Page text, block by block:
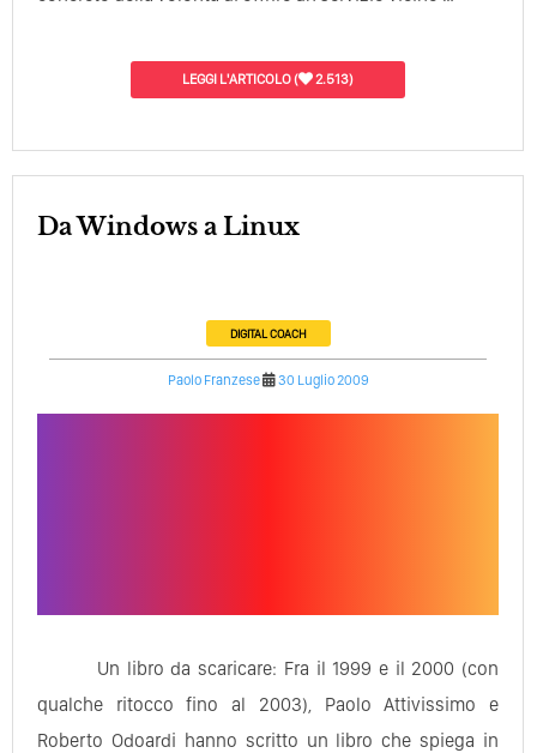
LEGGI L'ARTICOLO( 2.513)
Da Windows a Linux
DIGITAL COACH
Paolo Franzese 30 Luglio 2009
Un libro da scaricare: Fra il 1999 e il 2000 (con
qualche ritocco fino al 2003), Paolo Attivissimo e
Roberto Odoardi hanno scritto un libro che spiega in